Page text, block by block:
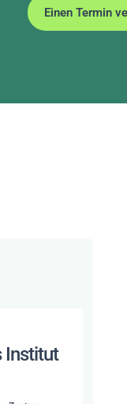
Einen Termin
Institut